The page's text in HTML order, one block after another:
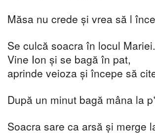
Măsa nu crede și vrea să l
Se culcă soacra în locul Mariei.
Vine Ion și se bagă în pat,
aprinde veioza și începe să
După un minut bagă mâna la
Soacra sare ca arsă și merge